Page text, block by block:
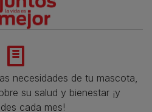
necesidades de tu mascota,
su salud y bienestar ¡y
cada mes!